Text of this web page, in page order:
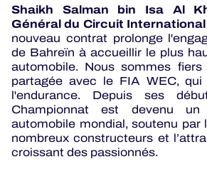
Shaikh Salman bin Isa Al
Général du Circuit
nouveau contrat prolonge
de Bahreïn à accueillir le plus
automobile. Nous sommes
partagée avec le FIA WEC, qui
l'endurance. Depuis ses
Championnat est devenu
automobile mondial, soutenu par
nombreux constructeurs et
croissant des passionnés.